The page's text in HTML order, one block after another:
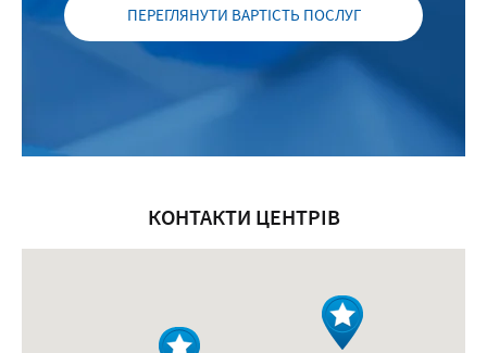
ПЕРЕГЛЯНУТИ ВАРТІСТЬ ПОСЛУГ
КОНТАКТИ ЦЕНТРІВ